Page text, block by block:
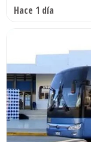
Hace 1 día